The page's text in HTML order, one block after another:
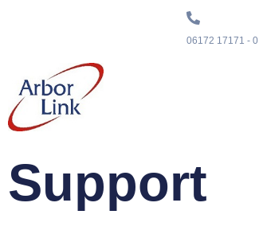
06172 17171 - 0
Support